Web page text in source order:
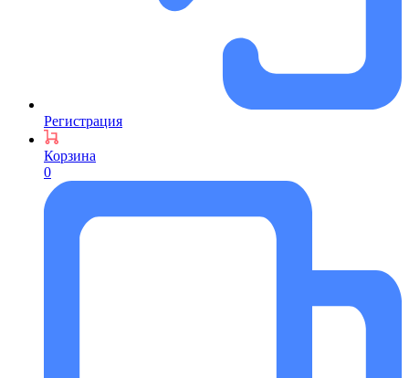
Регистрация
Корзина
0